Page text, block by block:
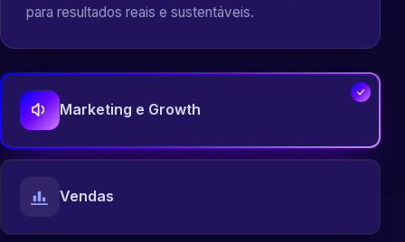
para resultados reais e sustentáveis.
Marketing e Growth
Vendas